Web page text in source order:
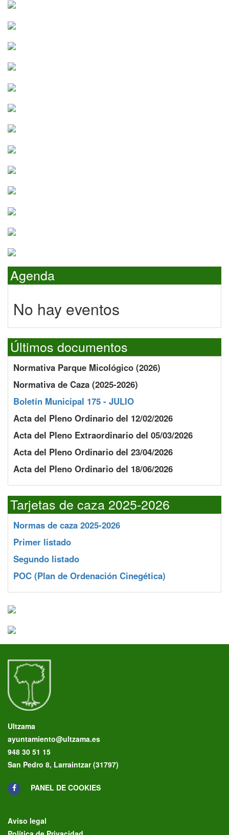
Agenda
No hay eventos
Últimos documentos
Normativa Parque Micológico (2026)
Normativa de Caza (2025-2026)
Boletín Municipal 175 - JULIO
Acta del Pleno Ordinario del 12/02/2026
Acta del Pleno Extraordinario del 05/03/2026
Acta del Pleno Ordinario del 23/04/2026
Acta del Pleno Ordinario del 18/06/2026
Tarjetas de caza 2025-2026
Normas de caza 2025-2026
Primer listado
Segundo listado
POC (Plan de Ordenación Cinegética)
Ultzama
ayuntamiento@ultzama.es
948 30 51 15
San Pedro 8, Larraintzar (31797)
PANEL DE COOKIES
Aviso legal